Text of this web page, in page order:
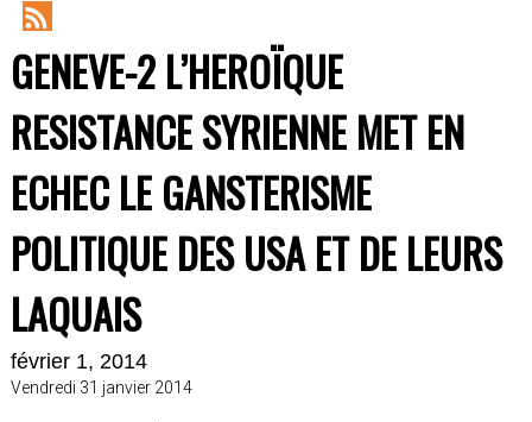
RSS
Feed
GENEVE-2 L’HEROÏQUE
RESISTANCE SYRIENNE MET EN
ECHEC LE GANSTERISME
POLITIQUE DES USA ET DE LEURS
LAQUAIS
février 1, 2014
Vendredi 31 janvier 2014